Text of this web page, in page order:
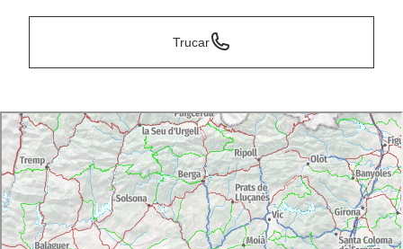
Trucar